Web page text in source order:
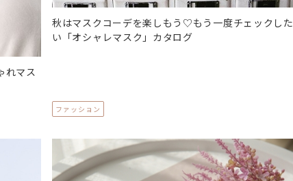
れマス
秋はマスクコーデを楽しもう♡もう一度チェックした
い「オシャレマスク」カタログ
ファッション